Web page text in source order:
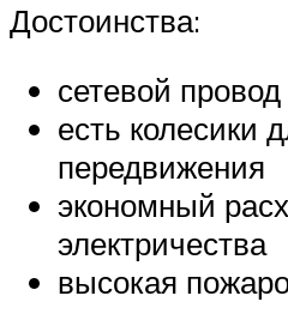
Достоинства:
сетевой
есть колесики
передвижения
экономный
электричества
высокая